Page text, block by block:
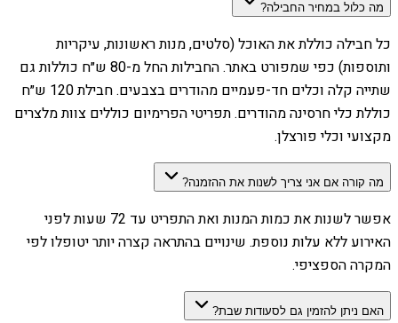
מה כלול במחיר החבילה?
כל חבילה כוללת את האוכל (סלטים, מנות ראשונות, עיקריות
ותוספות) כפי שמפורט באתר. החבילות החל מ-80 ש״ח כוללות גם
שתייה קלה וכלים חד-פעמיים מהודרים בצבעים. חבילת 120 ש״ח
כוללת כלי חרסינה מהודרים. תפריטי הפרימיום כוללים צוות מלצרים
מקצועי וכלי פורצלן.
מה קורה אם אני צריך לשנות את ההזמנה?
אפשר לשנות את כמות המנות ואת התפריט עד 72 שעות לפני
האירוע ללא עלות נוספת. שינויים בהתראה קצרה יותר יטופלו לפי
המקרה הספציפי.
האם ניתן להזמין גם לסעודות שבת?